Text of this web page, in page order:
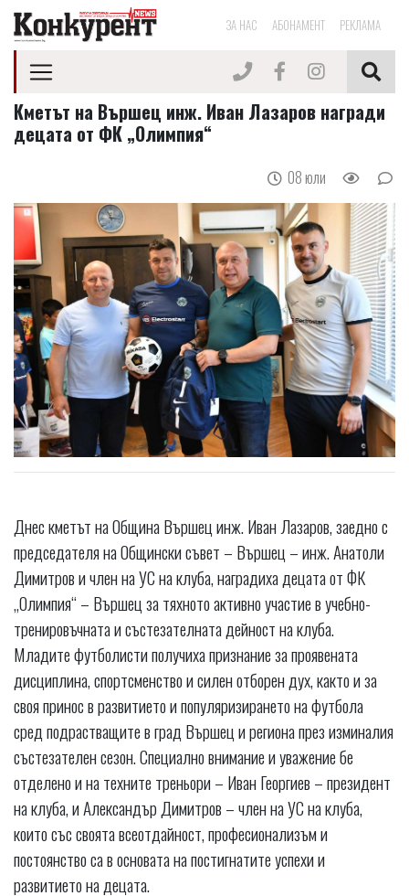
ЗА НАС АБОНАМЕНТ РЕКЛАМА
Кметът на Вършец инж. Иван Лазаров награди
децата от ФК „Олимпия“
08 юли
Днес кметът на Община Вършец инж. Иван Лазаров, заедно с
председателя на Общински съвет – Вършец – инж. Анатоли
Димитров и член на УС на клуба, наградиха децата от ФК
„Олимпия“ – Вършец за тяхното активно участие в учебно-
тренировъчната и състезателната дейност на клуба.
Младите футболисти получиха признание за проявената
дисциплина, спортсменство и силен отборен дух, както и за
своя принос в развитието и популяризирането на футбола
сред подрастващите в град Вършец и региона през изминалия
състезателен сезон. Специално внимание и уважение бе
отделено и на техните треньори – Иван Георгиев – президент
на клуба, и Александър Димитров – член на УС на клуба,
които със своята всеотдайност, професионализъм и
постоянство са в основата на постигнатите успехи и
развитието на децата.